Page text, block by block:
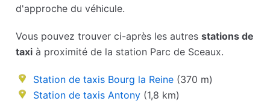
d'approche du véhicule.
Vous pouvez trouver ci-après les autresstations de
taxi à proximité de la station Parc de Sceaux.
Station de taxis Bourg la Reine (370 m)
Station de taxis Antony (1,8 km)